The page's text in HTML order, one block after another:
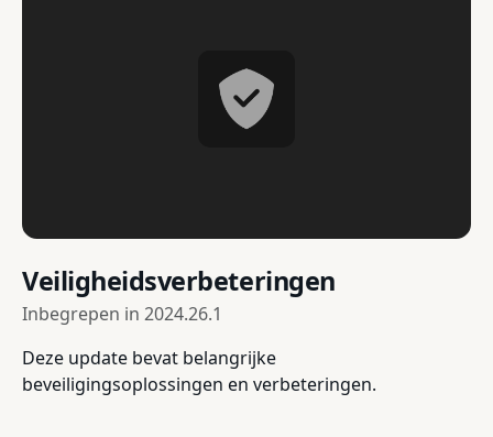
Veiligheidsverbeteringen
Inbegrepen in 2024.26.1
Deze update bevat belangrijke
beveiligingsoplossingen en verbeteringen.